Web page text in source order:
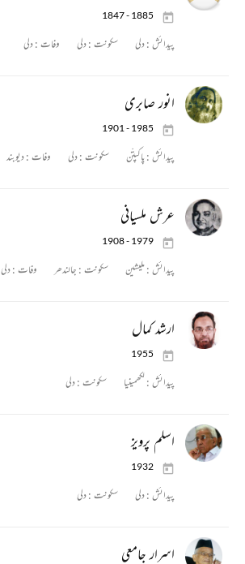
1847 - 1885
پیدائش :دلی سکونت :دلی وفات :دلی
انور صابری
1901 - 1985
پیدائش : پاکپتّن سکونت :دلی وفات :دیوبند
عرش ملسیانی
1908 - 1979
پیدائش :ملیشین سکونت : جالندھر وفات :دلی
ارشد کمال
1955
پیدائش : لکھمینیا سکونت :دلی
اسلم پرویز
1932
پیدائش :دلی سکونت :دلی
اسرار جامعی